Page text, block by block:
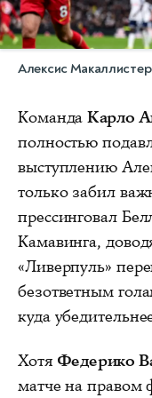
Алексис Макаллистер
КомандаКарло
полностью
выступлению
только забил
прессинговал
Камавинга,
«Ливерпуль»
безответным
куда
Хотя Федерико
матче на правом